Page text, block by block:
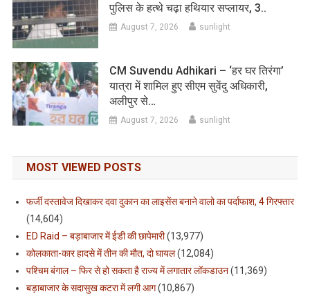
पुलिस के हत्थे चढ़ा हथियार सप्लायर, 3..
August 7, 2026 sunlight
CM Suvendu Adhikari – ‘हर घर तिरंगा’
यात्रा में शामिल हुए सीएम सुवेंदु अधिकारी,
अलीपुर से…
August 7, 2026 sunlight
MOST VIEWED POSTS
फर्जी दस्तावेज दिखाकर दवा दुकान का लाइसेंस बनाने वालो का पर्दाफाश, 4 गिरफ्तार
(14,604)
ED Raid – बड़ाबाजार में ईडी की छापेमारी(13,977)
कोलकाता-कार हादसे में तीन की मौत, दो घायल(12,084)
पश्चिम बंगाल – फिर से हो सकता है राज्य में लगातार लॉकडाउन(11,369)
बड़ाबाजार के सदासुख कटरा में लगी आग(10,867)